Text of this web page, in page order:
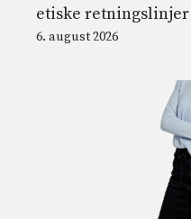
etiske retningslinjer
6. august 2026